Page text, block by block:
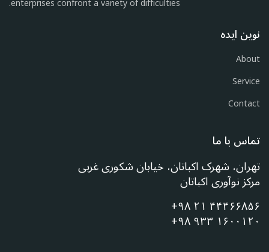
نوین ایده
About
Service
Contact
تماس با ما
تهران، شهرک اکباتان، خیابان شکوری غربی
مرکز نوآوری اکباتان
+۹۸ ۲۱ ۴۴۴۶۶۸۵۶
+۹۸ ۹۳۳ ۱۶۰۰۱۲۰